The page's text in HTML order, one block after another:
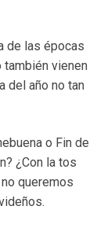
de las épocas
también vienen
del año no tan
o Fin de
¿Con la tos
queremos